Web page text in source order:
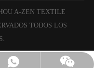
A-ZEN TEXTILE
TODOS LOS